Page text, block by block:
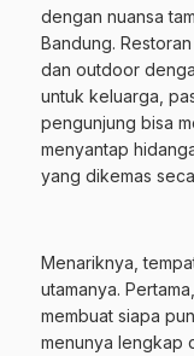
dengan nuansa
Bandung.
dan outdoor
untuk keluarga,
pengunjung bisa
menyantap
yang dikemas
Menariknya,
utamanya.
membuat siapa
menunya lengkap